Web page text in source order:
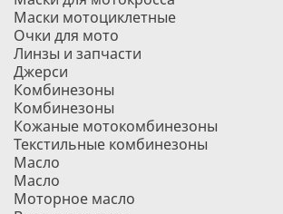
Маски мотоциклетные
Очки для мото
Линзы и запчасти
Джерси
Комбинезоны
Комбинезоны
Кожаные мотокомбинезоны
Текстильные комбинезоны
Масло
Масло
Моторное масло